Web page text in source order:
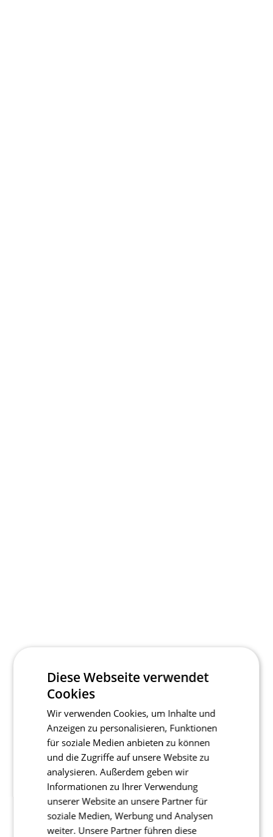
Diese Webseite verwendet
Cookies
Wir verwenden Cookies, um Inhalte und
Anzeigen zu personalisieren, Funktionen
für soziale Medien anbieten zu können
und die Zugriffe auf unsere Website zu
analysieren. Außerdem geben wir
Informationen zu Ihrer Verwendung
unserer Website an unsere Partner für
soziale Medien, Werbung und Analysen
weiter. Unsere Partner führen diese